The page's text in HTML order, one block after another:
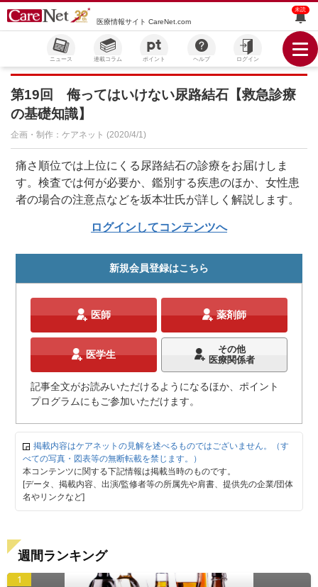
医療情報サイト CareNet.com
未読
ニュース 連載コラム ポイント ヘルプ ログイン
第19回 侮ってはいけない尿路結石【救急診療
の基礎知識】
企画・制作：ケアネット (2020/4/1)
痛さ順位では上位にくる尿路結石の診療をお届けしま
す。検査では何が必要か、鑑別する疾患のほか、女性患
者の場合の注意点などを坂本壮氏が詳しく解説します。
ログインしてコンテンツへ
新規会員登録はこちら
医師 薬剤師
医学生
その他
医療関係者
記事全文がお読みいただけるようになるほか、ポイント
プログラムにもご参加いただけます。
掲載内容はケアネットの見解を述べるものではございません。（す
べての写真・図表等の無断転載を禁じます。）
本コンテンツに関する下記情報は掲載当時のものです。
[データ、掲載内容、出演/監修者等の所属先や肩書、提供先の企業/団体
名やリンクなど]
週間ランキング
1